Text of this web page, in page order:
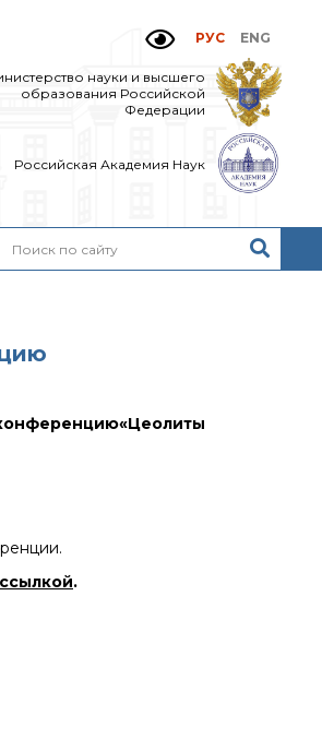
РУС ENG
науки и высшего
образования Российской
Федерации
Российская Академия Наук
«Цеолиты
ссылкой.